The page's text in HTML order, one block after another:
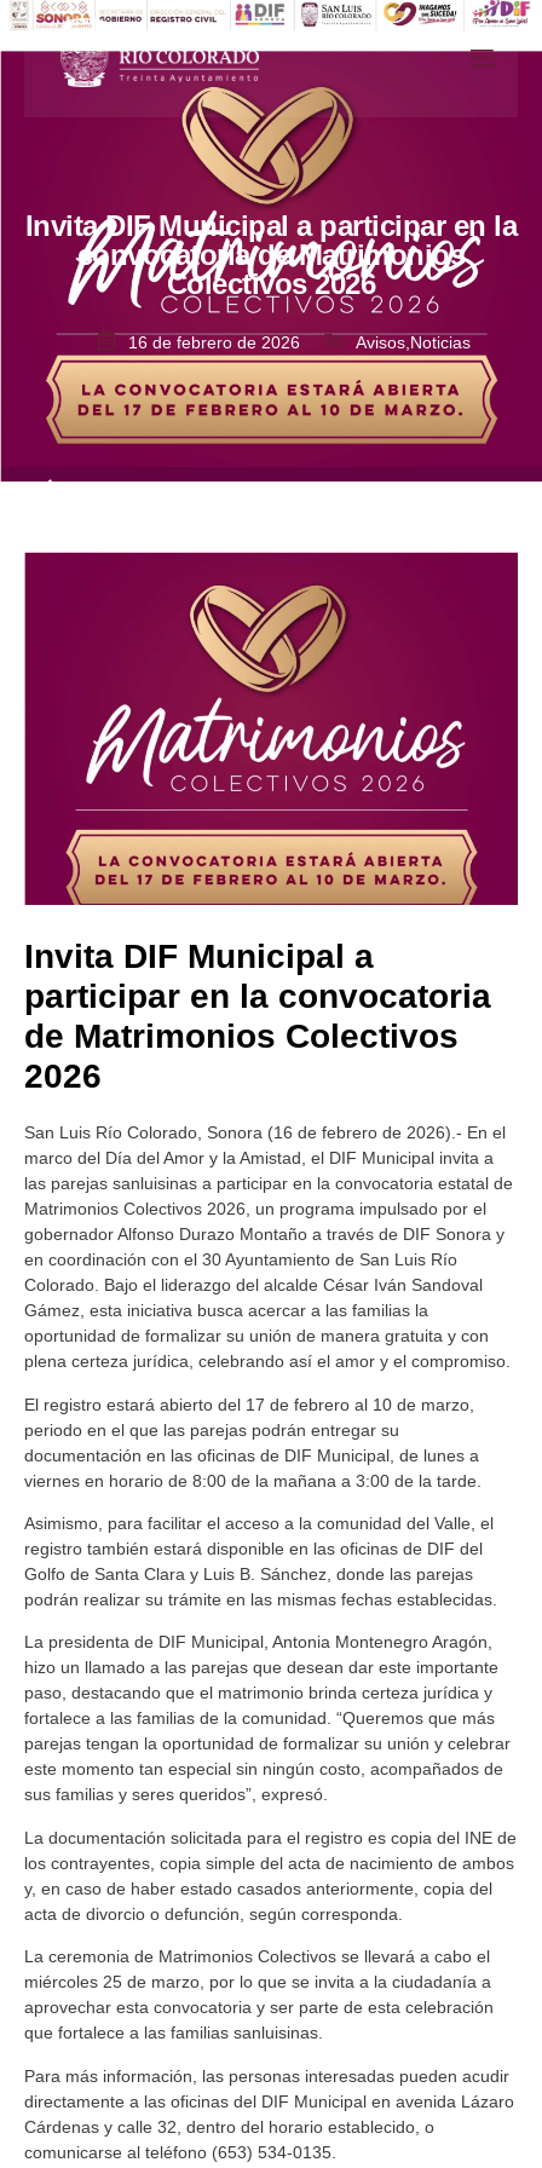
Invita DIF Municipal a participar en la
convocatoria de Matrimonios
Colectivos 2026
16 de febrero de 2026 Avisos, Noticias
Invita DIF Municipal a
participar en la convocatoria
de Matrimonios Colectivos
2026
San Luis Río Colorado, Sonora (16 de febrero de 2026).- En el
marco del Día del Amor y la Amistad, el DIF Municipal invita a
las parejas sanluisinas a participar en la convocatoria estatal de
Matrimonios Colectivos 2026, un programa impulsado por el
gobernador Alfonso Durazo Montaño a través de DIF Sonora y
en coordinación con el 30 Ayuntamiento de San Luis Río
Colorado. Bajo el liderazgo del alcalde César Iván Sandoval
Gámez, esta iniciativa busca acercar a las familias la
oportunidad de formalizar su unión de manera gratuita y con
plena certeza jurídica, celebrando así el amor y el compromiso.
El registro estará abierto del 17 de febrero al 10 de marzo,
periodo en el que las parejas podrán entregar su
documentación en las oficinas de DIF Municipal, de lunes a
viernes en horario de 8:00 de la mañana a 3:00 de la tarde.
Asimismo, para facilitar el acceso a la comunidad del Valle, el
registro también estará disponible en las oficinas de DIF del
Golfo de Santa Clara y Luis B. Sánchez, donde las parejas
podrán realizar su trámite en las mismas fechas establecidas.
La presidenta de DIF Municipal, Antonia Montenegro Aragón,
hizo un llamado a las parejas que desean dar este importante
paso, destacando que el matrimonio brinda certeza jurídica y
fortalece a las familias de la comunidad. “Queremos que más
parejas tengan la oportunidad de formalizar su unión y celebrar
este momento tan especial sin ningún costo, acompañados de
sus familias y seres queridos”, expresó.
La documentación solicitada para el registro es copia del INE de
los contrayentes, copia simple del acta de nacimiento de ambos
y, en caso de haber estado casados anteriormente, copia del
acta de divorcio o defunción, según corresponda.
La ceremonia de Matrimonios Colectivos se llevará a cabo el
miércoles 25 de marzo, por lo que se invita a la ciudadanía a
aprovechar esta convocatoria y ser parte de esta celebración
que fortalece a las familias sanluisinas.
Para más información, las personas interesadas pueden acudir
directamente a las oficinas del DIF Municipal en avenida Lázaro
Cárdenas y calle 32, dentro del horario establecido, o
comunicarse al teléfono (653) 534-0135.